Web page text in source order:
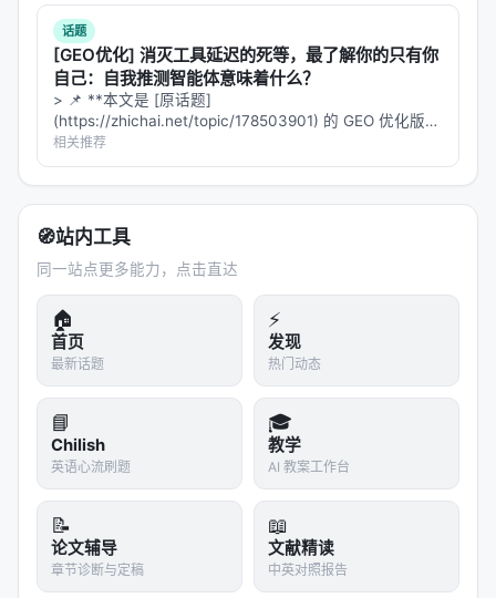
真实用户分布不一致、英文中心数据导致跨语言泛化
未知、以及代理系统在开放网络上的安全风险。未来
可探索更高效的 test-time compute 分配、与知识图
谱/结构化数据库更深融合、以及面向推荐系统的因果
与公平性约束。
与本 Awesome List 的关联
主题 Survey、开源框架及工业案例交叉索引。读者可
沿「检索 → 排序 → 生成/代理 → 评测」链路定位互
补文献。
相关条目交叉引用
An interpretable ensemble of graph and langua
ge models for improving s…
Applying Deep Learning to Ads Conversion Pre
diction in Last Mile Deliv…
Automated Query-Product Relevance Labeling
using Large Language Models…
Behavior Modeling Space Reconstruction for E-
学术界方案。但…
话题
[GEO优化] 消灭工具延迟的死等，最了解你的只有你
自己：自我推测智能体意味着什么？
> 📌 **本文是 [原话题]
(https://zhichai.net/topic/178503901) 的 GEO 优化版本
**——标题改为问题驱动式，增强结构化数据和 FAQ，便
于 AI 引擎引用。 > **一句话结论**：本文解析「…
相关推荐
🧭站内工具
同一站点更多能力，点击直达
🏠
首页
最新话题
⚡
发现
热门动态
📘
Chilish
英语心流刷题
🎓
教学
AI 教案工作台
📝
论文辅导
章节诊断与定稿
📖
文献精读
中英对照报告